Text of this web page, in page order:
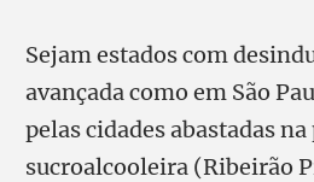
Sejam estados com
avançada como em São
pelas cidades abastadas
sucroalcooleira (Ribeirão